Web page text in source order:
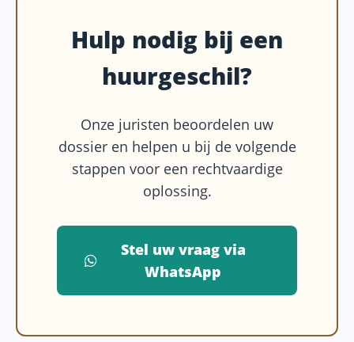
Hulp nodig bij een
huurgeschil?
Onze juristen beoordelen uw
dossier en helpen u bij de volgende
stappen voor een rechtvaardige
oplossing.
Stel uw vraag via
WhatsApp